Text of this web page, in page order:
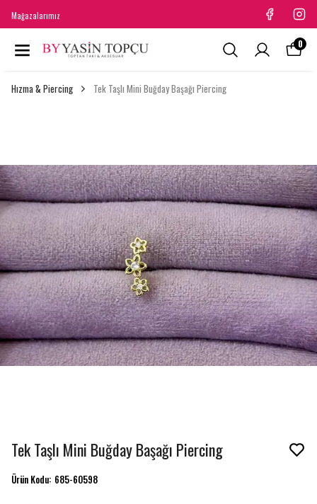
Mağazalarımız
0
Hızma & Piercing Tek Taşlı Mini Buğday Başağı Piercing
Tek Taşlı Mini Buğday Başağı Piercing
Ürün Kodu: 685-60598